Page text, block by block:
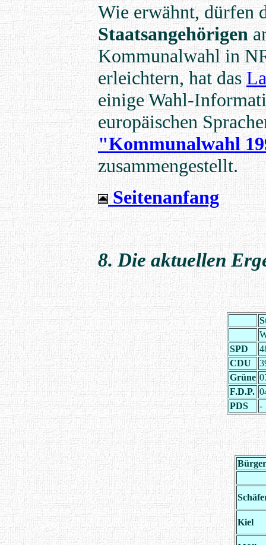
Wie erwähnt, dürfen
Staatsangehörigen
Kommunalwahl in
erleichtern, hat das
einige Wahl-
europäischen
"Kommunalwahl
zusammengestellt.
Seitenanfang
8. Die aktuellen
SPD
CDU
Grüne
F.D.P.
PDS
-
Kiel